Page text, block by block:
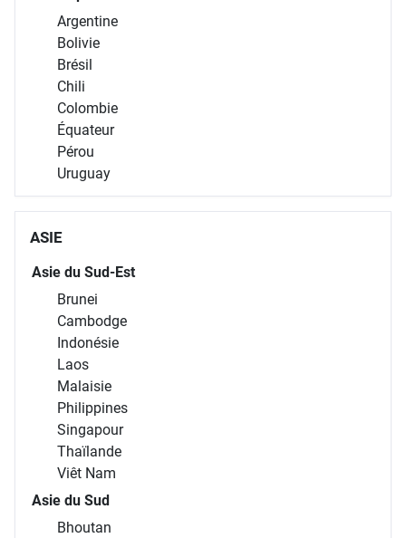
Argentine
Bolivie
Brésil
Chili
Colombie
Équateur
Pérou
Uruguay
ASIE
Asie du Sud-Est
Brunei
Cambodge
Indonésie
Laos
Malaisie
Philippines
Singapour
Thaïlande
Viêt Nam
Asie du Sud
Bhoutan